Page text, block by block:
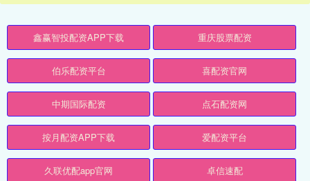
鑫赢智投配资APP下载 重庆股票配资
伯乐配资平台 喜配资官网
中期国际配资 点石配资网
按月配资APP下载 爱配资平台
久联优配app官网 卓信速配